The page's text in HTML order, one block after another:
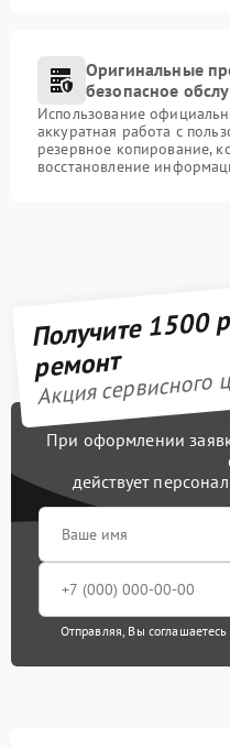
Оригинальные
безопасное
Использование
аккуратная работа с
резервное копирование,
восстановление
Получите 1500
ремонт
Акция сервисного
При оформлении
действует
Отправляя, Вы соглашаетесь